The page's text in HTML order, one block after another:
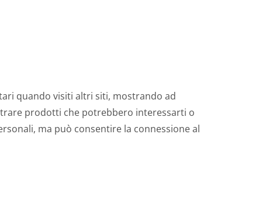
quando visiti altri siti, mostrando ad
prodotti che potrebbero interessarti o
ma può consentire la connessione al